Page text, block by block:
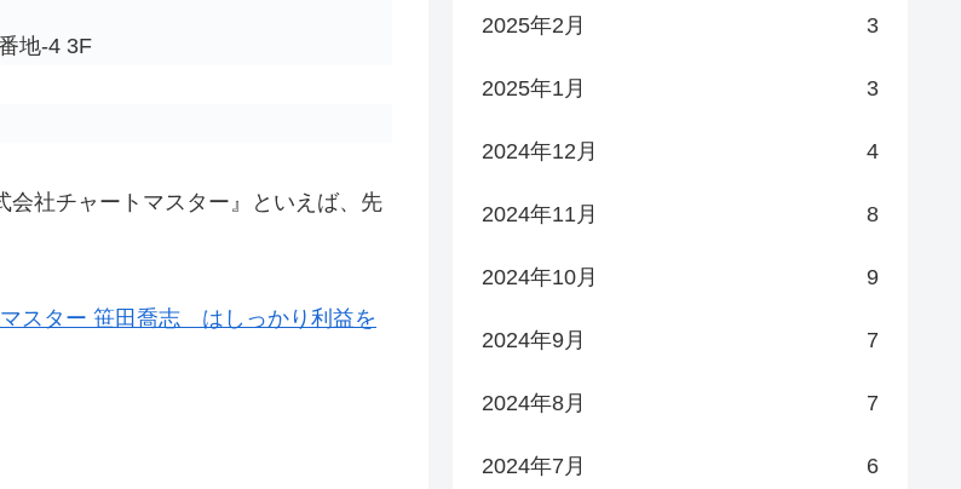
地-4 3F
会社チャートマスター』といえば、先
スター 笹田喬志 はしっかり利益を
2025年2月 3
2025年1月 3
2024年12月 4
2024年11月 8
2024年10月 9
2024年9月 7
2024年8月 7
2024年7月 6